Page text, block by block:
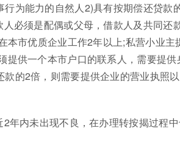
为能力的自然人2)具有按期偿还贷款
必须是配偶或父母，借款人及共同还
本市优质企业工作2年以上;私营小业
提供一个本市户口的联系人，需要提
的2倍，则需要提供企业的营业执照
年内未出现不良，在办理转按揭过程